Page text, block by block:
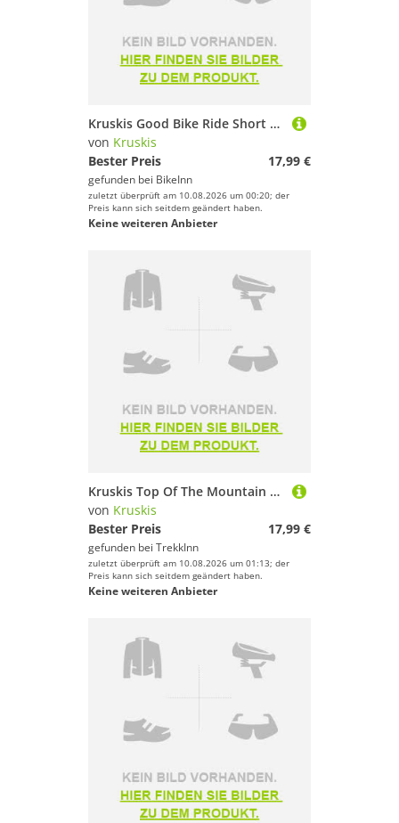
Kruskis Good Bike Ride Short Sleeve T-shirt Schwarz L Frau
von Kruskis
Bester Preis
17,99 €
gefunden bei BikeInn
zuletzt überprüft am 10.08.2026 um 00:20; der
Preis kann sich seitdem geändert haben.
Keine weiteren Anbieter
Kruskis Top Of The Mountain Short Sleeve T-shirt Schwarz XL Mann
von Kruskis
Bester Preis
17,99 €
gefunden bei TrekkInn
zuletzt überprüft am 10.08.2026 um 01:13; der
Preis kann sich seitdem geändert haben.
Keine weiteren Anbieter